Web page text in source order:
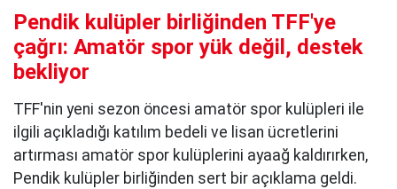
Pendik kulüpler birliğinden TFF'ye
çağrı: Amatör spor yük değil, destek
bekliyor
TFF'nin yeni sezon öncesi amatör spor kulüpleri ile
ilgili açıkladığı katılım bedeli ve lisan ücretlerini
artırması amatör spor kulüplerini ayaağ kaldırırken,
Pendik kulüpler birliğinden sert bir açıklama geldi.